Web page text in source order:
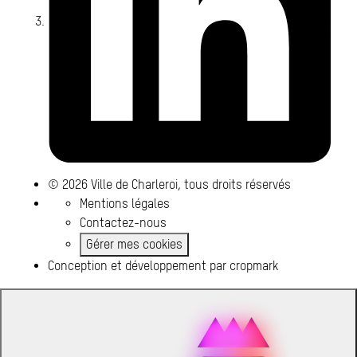
© 2026 Ville de Charleroi, tous droits réservés
Mentions légales
Contactez-nous
Gérer mes cookies
Conception et développement par cropmark